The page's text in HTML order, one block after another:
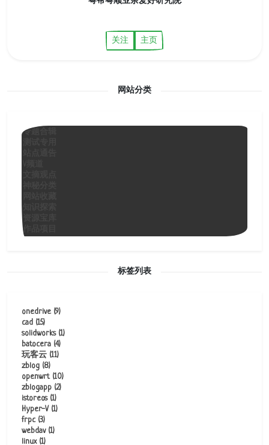
关注 主页
网站分类
专题合辑
作品项目
标签列表
onedrive(9)
cad (15)
solidworks(1)
batocera (4)
玩客云 (11)
zblog (8)
openwrt(10)
zblogapp (2)
istoreos(1)
Hyper-V (1)
frpc(3)
webdav(1)
linux(1)